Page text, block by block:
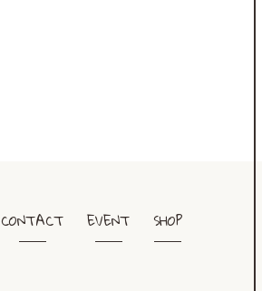
CONTACT EVENT SHOP